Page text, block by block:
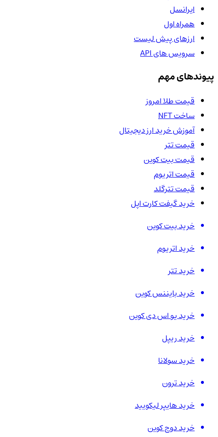
ایرانسل
همراه اول
ارزهای پیش لیست
سرویس های API
پیوندهای مهم
قیمت طلا امروز
ساخت NFT
آموزش خرید ارز دیجیتال
قیمت تتر
قیمت بیت کوین
قیمت اتریوم
قیمت تترگلد
خرید گیفت کارت اپل
خرید بیت کوین
خرید اتریوم
خرید تتر
خرید بایننس کوین
خرید یو اس دی کوین
خرید ریپل
خرید سولانا
خرید ترون
خرید هایپر لیکویید
خرید دوج کوین